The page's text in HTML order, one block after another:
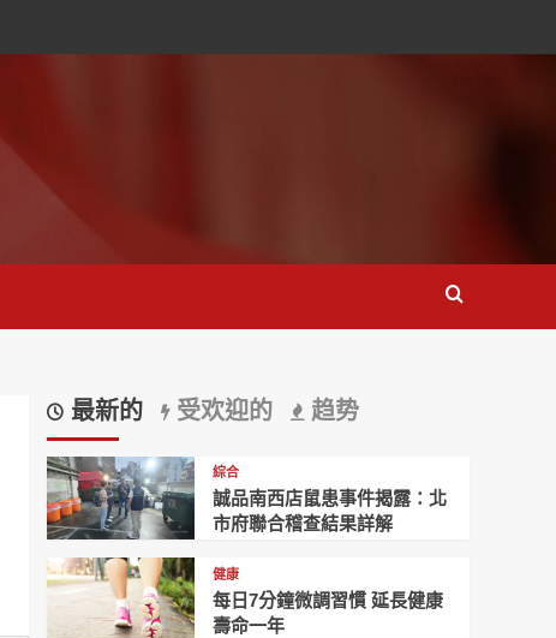
最新的 受欢迎的 趋势
綜合
誠品南西店鼠患事件揭露：北
市府聯合稽查結果詳解
健康
每日7分鐘微調習慣 延長健康
壽命一年